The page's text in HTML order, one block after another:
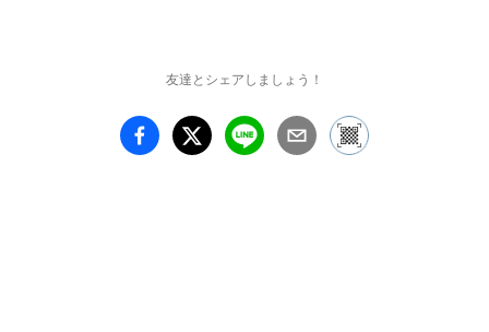
出身の狩野宏明氏と女子
子氏に出品を依頼いたし
ました。この招待制度
友達とシェアしましょう！